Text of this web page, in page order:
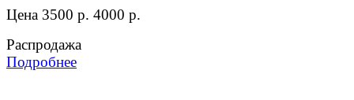
Цена 3500 р. 4000 р.
Распродажа
Подробнее